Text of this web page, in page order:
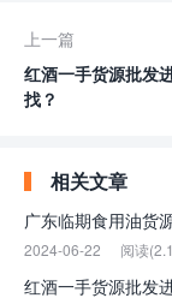
上一篇
红酒一手货源批发
找？
相关文章
广东临期食用油货
2024-06-22 阅读
红酒一手货源批发